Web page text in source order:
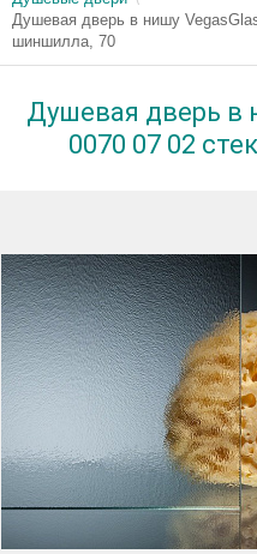
Душевая дверь в нишу
шиншилла, 70
Душевая дверь в
0070 07 02